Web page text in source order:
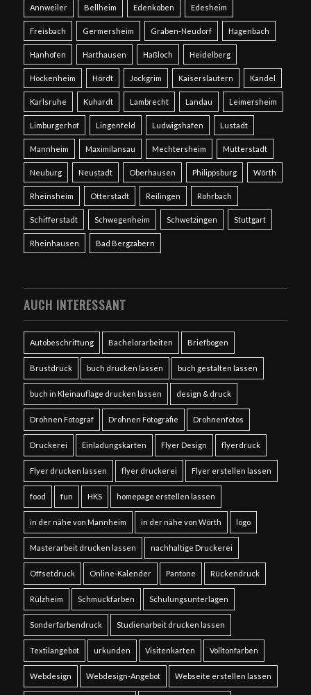
Annweiler Bellheim Edenkoben Edesheim
Freisbach Germersheim Graben-Neudorf Hagenbach
Hanhofen Harthausen Haßloch Heidelberg
Hockenheim Hördt Jockgrim Kaiserslautern Kandel
Karlsruhe Kuhardt Lambrecht Landau Leimersheim
Limburgerhof Lingenfeld Ludwigshafen Lustadt
Mannheim Maximilansau Mechtersheim Mutterstadt
Neuburg Neustadt Oberhausen Philippsburg Wörth
Rheinsheim Otterstadt Reilingen Rohrbach
Schifferstadt Schwegenheim Schwetzingen Stuttgart
Rheinhausen Bad Bergzabern
AUCH INTERESSANT
Autobeschriftung Bachelorarbeiten Briefbogen
Brustdruck buch drucken lassen buch gestalten lassen
buch in Kleinauflage drucken lassen design & druck
Drohnen Fotograf Drohnen Fotografie Drohnenfotos
Druckerei Einladungskarten Flyer Design flyerdruck
Flyer drucken lassen flyer druckerei Flyer erstellen lassen
food fun HKS homepage erstellen lassen
in der nähe von Mannheim in der nähe von Wörth logo
Masterarbeit drucken lassen nachhaltige Druckerei
Offsetdruck Online-Kalender Pantone Rückendruck
Rülzheim Schmuckfarben Schulungsunterlagen
Sonderfarbendruck Studienarbeit drucken lassen
Textilangebot urkunden Visitenkarten Volltonfarben
Webdesign Webdesign-Angebot Webseite erstellen lassen